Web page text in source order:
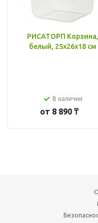
РИСАТОРП Корзина,
белый, 25x26x18 см
В наличии
от 8 890 ₸